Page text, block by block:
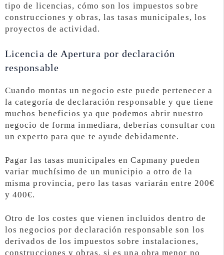
tipo de licencias, cómo son los impuestos sobre
construcciones y obras, las tasas municipales, los
proyectos de actividad.
Licencia de Apertura por declaración
responsable
Cuando montas un negocio este puede pertenecer a
la categoría de declaración responsable y que tiene
muchos beneficios ya que podemos abrir nuestro
negocio de forma inmediara, deberías consultar con
un experto para que te ayude debidamente.
Pagar las tasas municipales en Capmany pueden
variar muchísimo de un municipio a otro de la
misma provincia, pero las tasas variarán entre 200€
y 400€.
Otro de los costes que vienen incluidos dentro de
los negocios por declaración responsable son los
derivados de los impuestos sobre instalaciones,
construcciones y obras, si es una obra menor no